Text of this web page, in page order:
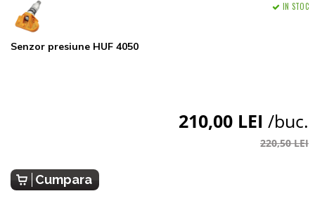
Senzor presiune HUF 4050
IN STOC
210,00 LEI /buc.
220,50 LEI
Cumpara